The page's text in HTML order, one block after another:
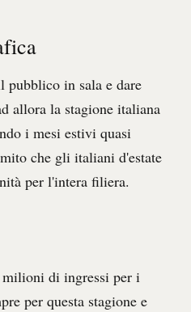
pubblico in sala e dare
allora la stagione italiana
i mesi estivi quasi
che gli italiani d'estate
per l'intera filiera.
di ingressi per i
per questa stagione e